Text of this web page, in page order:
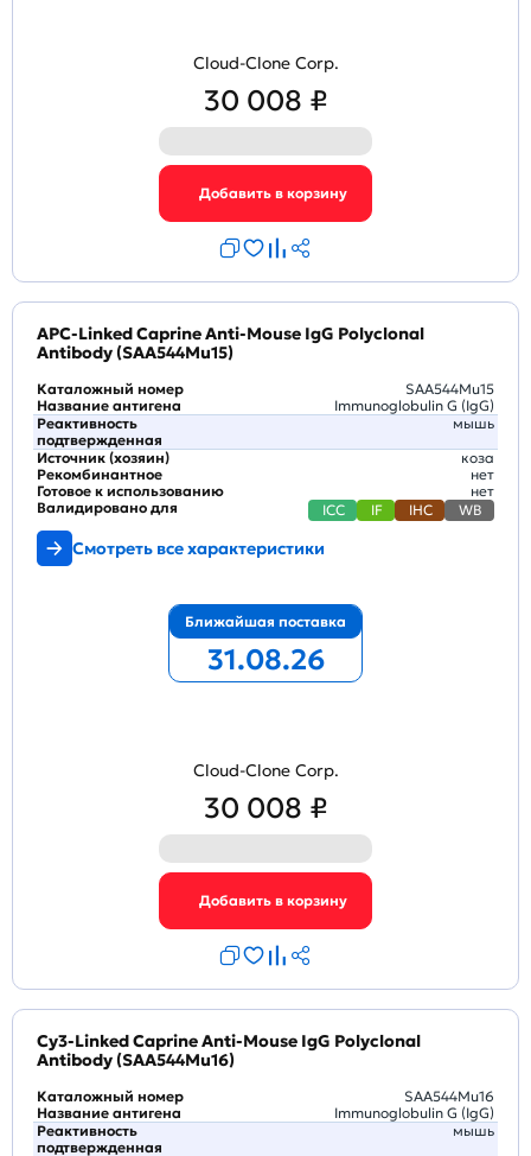
Cloud-Clone Corp.
30 008 ₽
APC-Linked Caprine Anti-Mouse IgG Polyclonal
Antibody (SAA544Mu15)
Каталожный номер
SAA544Mu15
Название антигена
Immunoglobulin G (IgG)
Реактивность
подтвержденная
мышь
Источник (хозяин)
коза
Рекомбинантное
нет
Готовое к использованию
нет
Валидировано для
ICC IF IHC WB
Смотреть все характеристики
Ближайшая поставка
31.08.26
Cloud-Clone Corp.
30 008 ₽
Cy3-Linked Caprine Anti-Mouse IgG Polyclonal
Antibody (SAA544Mu16)
Каталожный номер
SAA544Mu16
Название антигена
Immunoglobulin G (IgG)
Реактивность
подтвержденная
мышь